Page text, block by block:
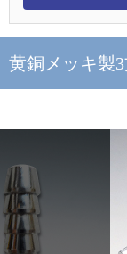
黄銅メッキ製